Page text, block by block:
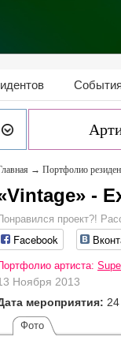
→ Портфолио
-
проект?!
Facebook
артиста:
Ноября 2013
мероприятия:
Фото